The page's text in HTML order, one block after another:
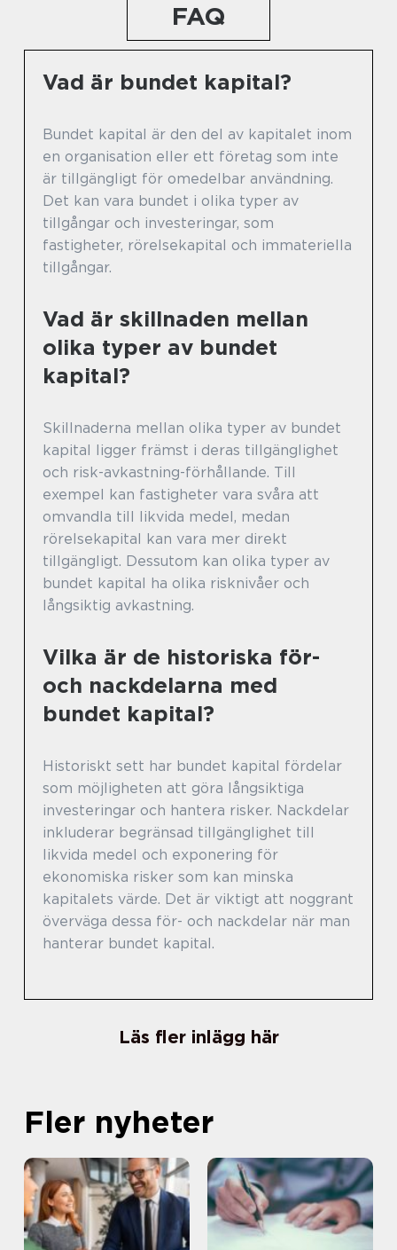
FAQ
Vad är bundet kapital?
Bundet kapital är den del av kapitalet inom
en organisation eller ett företag som inte
är tillgängligt för omedelbar användning.
Det kan vara bundet i olika typer av
tillgångar och investeringar, som
fastigheter, rörelsekapital och immateriella
tillgångar.
Vad är skillnaden mellan
olika typer av bundet
kapital?
Skillnaderna mellan olika typer av bundet
kapital ligger främst i deras tillgänglighet
och risk-avkastning-förhållande. Till
exempel kan fastigheter vara svåra att
omvandla till likvida medel, medan
rörelsekapital kan vara mer direkt
tillgängligt. Dessutom kan olika typer av
bundet kapital ha olika risknivåer och
långsiktig avkastning.
Vilka är de historiska för-
och nackdelarna med
bundet kapital?
Historiskt sett har bundet kapital fördelar
som möjligheten att göra långsiktiga
investeringar och hantera risker. Nackdelar
inkluderar begränsad tillgänglighet till
likvida medel och exponering för
ekonomiska risker som kan minska
kapitalets värde. Det är viktigt att noggrant
överväga dessa för- och nackdelar när man
hanterar bundet kapital.
Läs fler inlägg här
Fler nyheter